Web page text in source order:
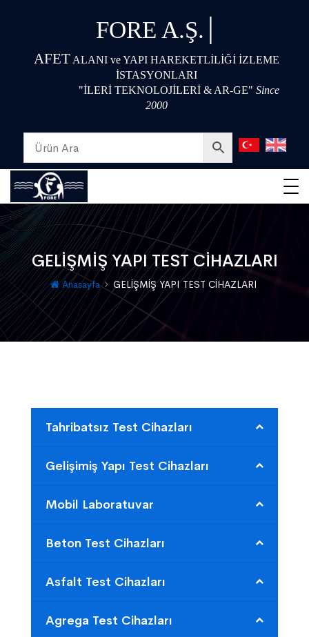
FORE A.Ş. |
AFETALANI ve YAPI HAREKETLİLİĞİ İZLEME
İSTASYONLARI
"İLERİ TEKNOLOJİLERİ & AR-GE" Since
2000
GELİŞMİŞ YAPI TEST CİHAZLARI
Anasayfa GELİŞMİŞ YAPI TEST CİHAZLARI
Tahribatsız Test Cihazları
Gelişimiş Yapı Test Cihazları
Mobil Laboratuvar
Beton Test Cihazları
Asfalt Test Cihazları
Agrega Test Cihazları